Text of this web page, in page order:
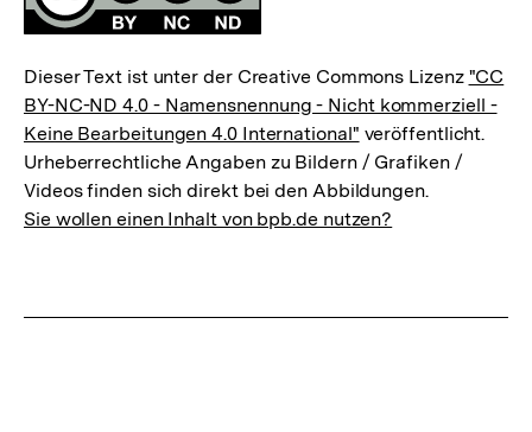
Dieser Text ist unter der Creative Commons Lizenz "CC
BY-NC-ND 4.0 - Namensnennung - Nicht kommerziell -
Keine Bearbeitungen 4.0 International" veröffentlicht.
Urheberrechtliche Angaben zu Bildern / Grafiken /
Videos finden sich direkt bei den Abbildungen.
Sie wollen einen Inhalt von bpb.de nutzen?